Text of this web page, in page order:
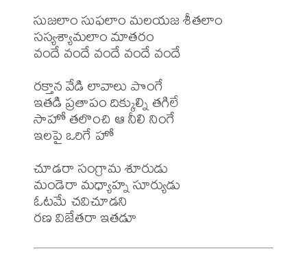
సుజలాం సుఫలాం మలయజ శీతలాం
సస్యశ్యామలాం మాతరం
వందే వందే వందే వందే వందే
రక్తాన వేడి లావాలు పొంగే
ఇతడి ప్రతాపం దిక్కుల్ని తగిలే
సాహో తలొంచి ఆ నీలి నింగే
ఇలపై ఒరిగే హో
చూడరా సంగ్రామ శూరుడు
మండెరా మధ్యాహ్న సూర్యుడు
ఓటమే చవిచూడని